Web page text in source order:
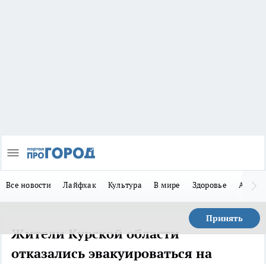
Все новости Лайфхак Культура В мире Здоровье Авто
Принять
Жители Курской области
отказались эвакуироваться на